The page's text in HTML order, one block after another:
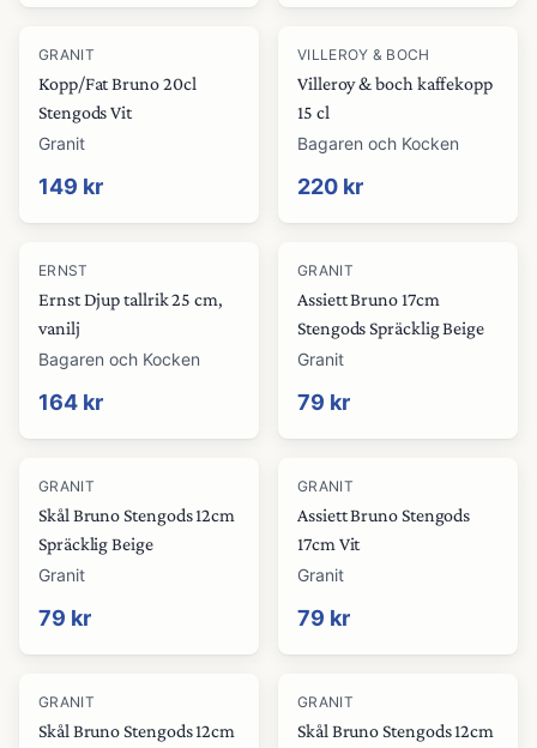
GRANIT
Kopp/Fat Bruno 20cl
Stengods Vit
Granit
149 kr
VILLEROY & BOCH
Villeroy & boch kaffekopp
15 cl
Bagaren och Kocken
220 kr
ERNST
Ernst Djup tallrik 25 cm,
vanilj
Bagaren och Kocken
164 kr
GRANIT
Assiett Bruno 17cm
Stengods Spräcklig Beige
Granit
79 kr
GRANIT
Skål Bruno Stengods 12cm
Spräcklig Beige
Granit
79 kr
GRANIT
Assiett Bruno Stengods
17cm Vit
Granit
79 kr
GRANIT
Skål Bruno Stengods 12cm
GRANIT
Skål Bruno Stengods 12cm